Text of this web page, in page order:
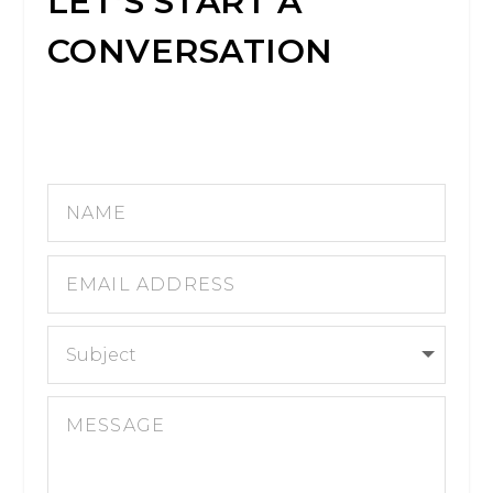
CONVERSATION